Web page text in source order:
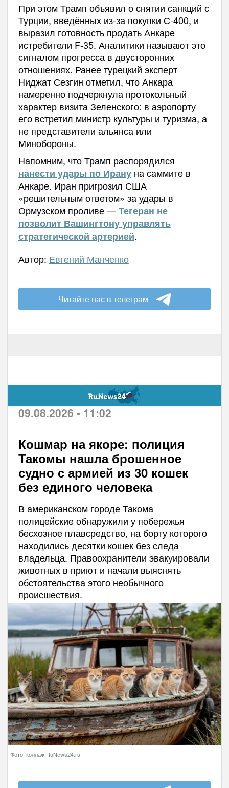
При этом Трамп объявил о снятии санкций с
Турции, введённых из-за покупки С-400, и
выразил готовность продать Анкаре
истребители F-35. Аналитики называют это
сигналом прогресса в двусторонних
отношениях. Ранее турецкий эксперт
Ниджат Сезгин отметил, что Анкара
намеренно подчеркнула протокольный
характер визита Зеленского: в аэропорту
его встретил министр культуры и туризма, а
не представители альянса или
Минобороны.
Напомним, что Трамп распорядился
нанести удары по Ирануна саммите в
Анкаре. Иран пригрозил США
«решительным ответом» за удары в
Ормузском проливе —Тегеран не
позволит Вашингтону управлять
стратегической артерией.
Автор: Евгений Манченко
Читайте нас в телеграм
09.08.2026 - 11:02
Кошмар на якоре: полиция
Такомы нашла брошенное
судно с армией из 30 кошек
без единого человека
В американском городе Такома
полицейские обнаружили у побережья
бесхозное плавсредство, на борту которого
находились десятки кошек без следа
владельца. Правоохранители эвакуировали
животных в приют и начали выяснять
обстоятельства этого необычного
происшествия.
Фото: коллаж RuNews24.ru